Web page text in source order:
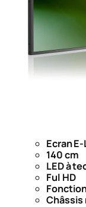
Ecran
140 cm
LED à
Ful HD